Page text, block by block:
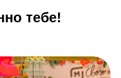
тебе!